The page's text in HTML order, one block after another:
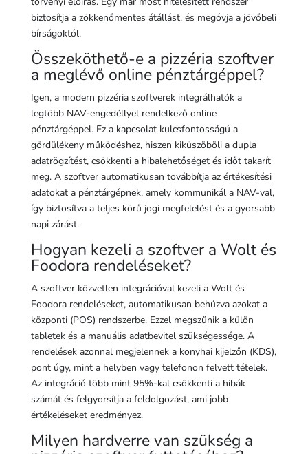
biztosítja a zökkenőmentes átállást, és megóvja a jövőbeli
bírságoktól.
Összeköthető-e a pizzéria szoftver
a meglévő online pénztárgéppel?
Igen, a modern pizzéria szoftverek integrálhatók a
legtöbb NAV-engedéllyel rendelkező online
pénztárgéppel. Ez a kapcsolat kulcsfontosságú a
gördülékeny működéshez, hiszen kiküszöböli a dupla
adatrögzítést, csökkenti a hibalehetőséget és időt takarít
meg. A szoftver automatikusan továbbítja az értékesítési
adatokat a pénztárgépnek, amely kommunikál a NAV-val,
így biztosítva a teljes körű jogi megfelelést és a gyorsabb
napi zárást.
Hogyan kezeli a szoftver a Wolt és
Foodora rendeléseket?
A szoftver közvetlen integrációval kezeli a Wolt és
Foodora rendeléseket, automatikusan behúzva azokat a
központi (POS) rendszerbe. Ezzel megszűnik a külön
tabletek és a manuális adatbevitel szükségessége. A
rendelések azonnal megjelennek a konyhai kijelzőn (KDS),
pont úgy, mint a helyben vagy telefonon felvett tételek.
Az integráció több mint 95%-kal csökkenti a hibák
számát és felgyorsítja a feldolgozást, ami jobb
értékeléseket eredményez.
Milyen hardverre van szükség a